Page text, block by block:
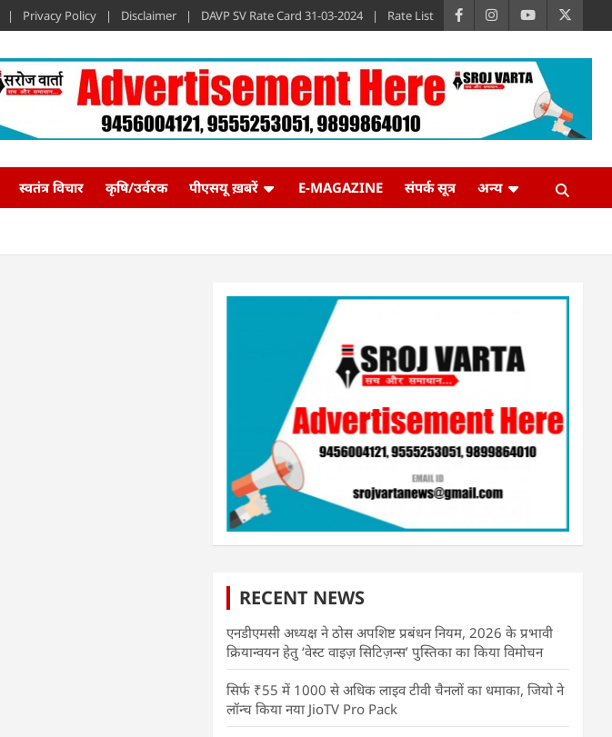
Privacy Policy Disclaimer DAVP SV Rate Card 31-03-2024 Rate List
स्वतंत्र विचार कृषि/उर्वरक पीएसयू ख़बरें E-MAGAZINE संपर्क सूत्र अन्य
RECENT NEWS
एनडीएमसी अध्यक्ष ने ठोस अपशिष्ट प्रबंधन नियम, 2026 के प्रभावी
क्रियान्वयन हेतु ‘वेस्ट वाइज़ सिटिज़न्स’ पुस्तिका का किया विमोचन
सिर्फ ₹55 में 1000 से अधिक लाइव टीवी चैनलों का धमाका, जियो ने
लॉन्च किया नया JioTV Pro Pack